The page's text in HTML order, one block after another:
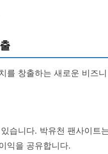
를 창출하는 새로운 비즈니
습니다. 박유천 팬사이트
익을 공유합니다.